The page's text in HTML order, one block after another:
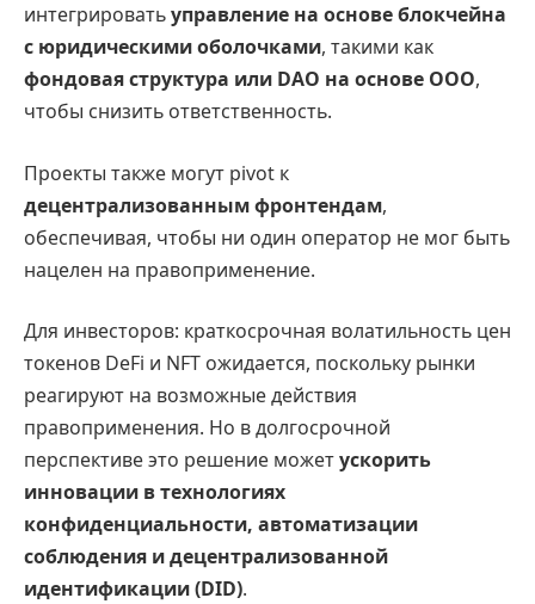
интегрироватьуправление на основе блокчейна
с юридическими оболочками, такими как
фондовая структура или DAO на основе ООО,
чтобы снизить ответственность.
Проекты также могут pivot к
децентрализованным фронтендам,
обеспечивая, чтобы ни один оператор не мог быть
нацелен на правоприменение.
Для инвесторов: краткосрочная волатильность цен
токенов DeFi и NFT ожидается, поскольку рынки
реагируют на возможные действия
правоприменения. Но в долгосрочной
перспективе это решение можетускорить
инновации в технологиях
конфиденциальности, автоматизации
соблюдения и децентрализованной
идентификации (DID).